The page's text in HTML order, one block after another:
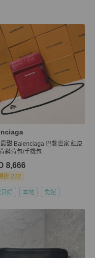
推薦精品
甜 Balenciaga 巴黎世家 紅皮
斜背包/手機包
8,666
折 222
好 本地 免運